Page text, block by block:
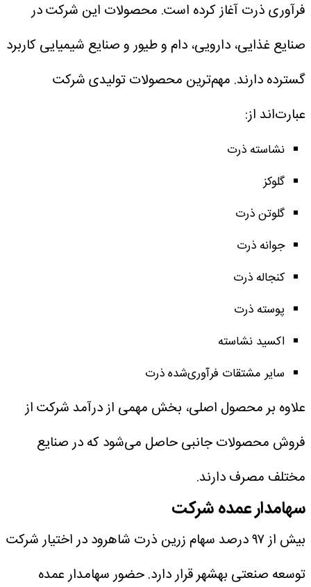
فرآوری ذرت آغاز کرده است. محصولات این شرکت در
صنایع غذایی، دارویی، دام و طیور و صنایع شیمیایی کاربرد
گسترده دارند. مهم‌ترین محصولات تولیدی شرکت
عبارت‌اند از:
نشاسته ذرت
گلوکز
گلوتن ذرت
جوانه ذرت
کنجاله ذرت
پوسته ذرت
اکسید نشاسته
سایر مشتقات فرآوری‌شده ذرت
علاوه بر محصول اصلی، بخش مهمی از درآمد شرکت از
فروش محصولات جانبی حاصل می‌شود که در صنایع
مختلف مصرف دارند.
سهامدار عمده شرکت
بیش از ۹۷ درصد سهام زرین ذرت شاهرود در اختیار شرکت
توسعه صنعتی بهشهر قرار دارد. حضور سهامدار عمده